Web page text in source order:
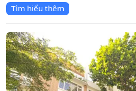
Tìm hiểu thêm